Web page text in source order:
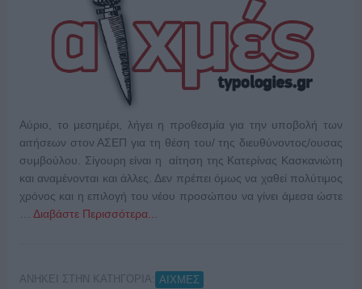
Αύριο, το μεσημέρι, λήγει η προθεσμία για την υποβολή των
αιτήσεων στον ΑΣΕΠ για τη θέση του/ της διευθύνοντος/ουσας
συμβούλου. Σίγουρη είναι η αίτηση της Κατερίνας Κασκανιώτη
και αναμένονται και άλλες. Δεν πρέπει όμως να χαθεί πολύτιμος
χρόνος και η επιλογή του νέου προσώπου να γίνει άμεσα ώστε
Διαβάστε Περισσότερα...
ΑΝΗΚΕΙ ΣΤΗΝ ΚΑΤΗΓΟΡΙΑ: ΑΙΧΜΕΣ